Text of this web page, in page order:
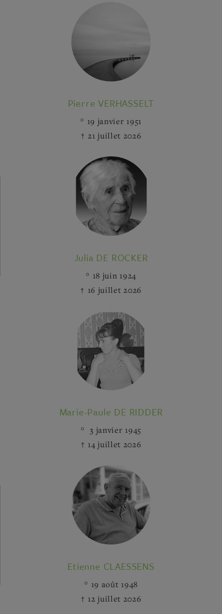
Pierre VERHASSELT
19 janvier 1951
21 juillet 2026
Julia DE ROCKER
18 juin 1924
16 juillet 2026
Marie-Paule DE RIDDER
3 janvier 1945
14 juillet 2026
Etienne CLAESSENS
19 août 1948
12 juillet 2026